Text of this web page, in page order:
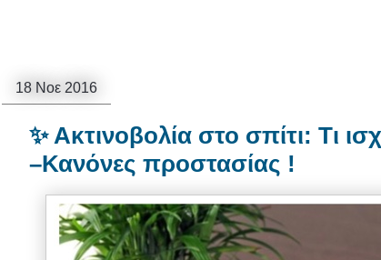
18 Νοε 2016
✨ Ακτινοβολία στο σπίτι: Τι
–Κανόνες προστασίας !